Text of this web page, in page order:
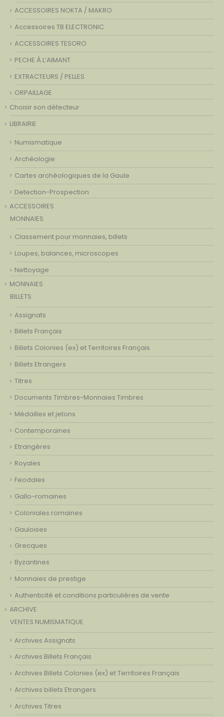
ACCESSOIRES NOKTA / MAKRO
Accessoires TB ELECTRONIC
ACCESSOIRES TESORO
PECHE À L’AIMANT
EXTRACTEURS / PELLES
ORPAILLAGE
Choisir son détecteur
LIBRAIRIE
Numismatique
Archéologie
Cartes archéologiques de la Gaule
Detection-Prospection
ACCESSOIRES
MONNAIES
Classement pour monnaies, billets
Loupes, balances, microscopes
Nettoyage
MONNAIES
BILLETS
Assignats
Billets Français
Billets Colonies (ex) et Territoires Français
Billets Etrangers
Titres
Documents Timbres-Monnaies Timbres
Médailles et jetons
Contemporaines
Etrangères
Royales
Feodales
Gallo-romaines
Coloniales romaines
Gauloises
Grecques
Byzantines
Monnaies de prestige
Authenticité et conditions particulières de vente
ARCHIVE
VENTES NUMISMATIQUE
Archives Assignats
Archives Billets Français
Archives Billets Colonies (ex) et Territoires Français
Archives billets Etrangers
Archives Titres